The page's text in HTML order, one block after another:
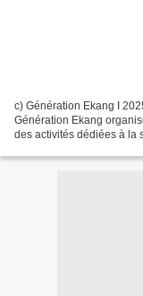
c) Génération Ekang I
Génération Ekang
des activités dédiées à la